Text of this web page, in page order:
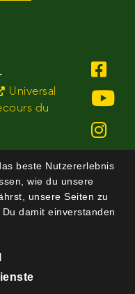
•
Universal
du
beste Nutzererlebnis
wie du unsere
unsere Seiten zu
damit einverstanden